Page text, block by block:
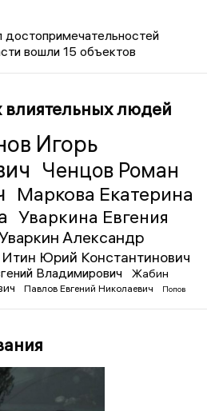
достопримечательностей
вошли 15 объектов
людей
Игорь
Ченцов Роман
Маркова Екатерина
Уваркина Евгения
Александр
Итин Юрий Константинович
Владимирович
Жабин
Павлов Евгений Николаевич
Попов